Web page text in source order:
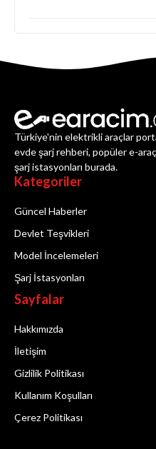
Türkiye'nin elektrikli araçlar
evde şarj rehberi, popüler e-
şarj istasyonları burada.
Kategoriler
Güncel Haberler
Devlet Teşvikleri
Model İncelemeleri
Şarj İstasyonları
Sayfalar
Hakkımızda
İletişim
Gizlilik Politikası
Kullanım Koşulları
Çerez Politikası